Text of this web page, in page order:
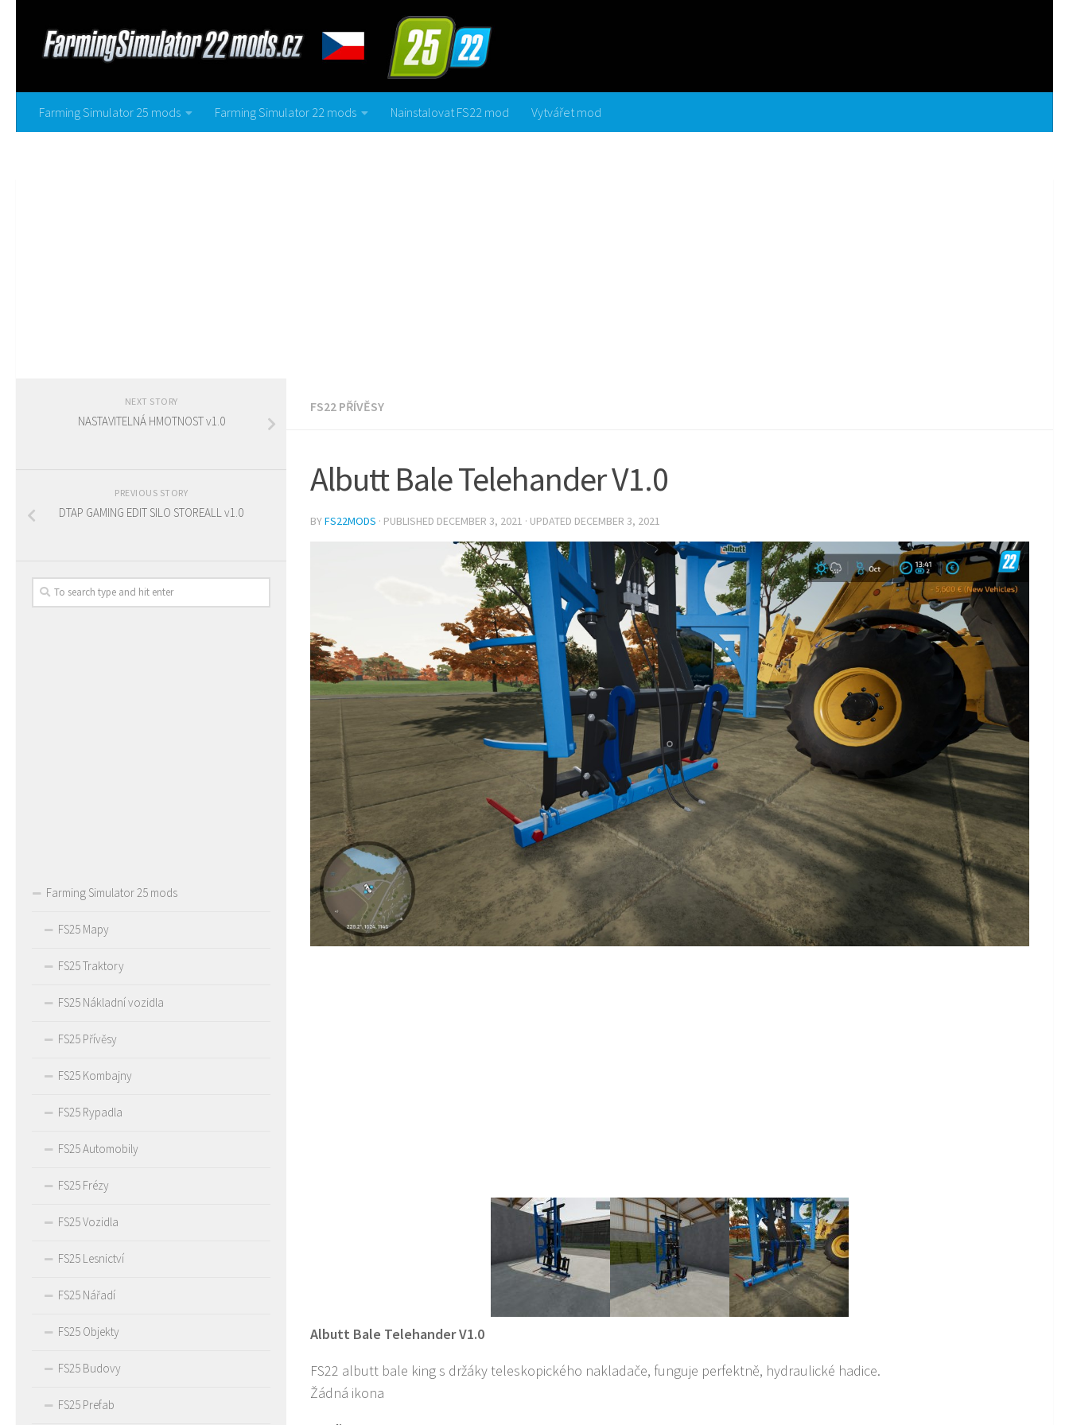
Farming Simulator 25 mods Farming Simulator 22 mods Nainstalovat FS22 mod Vytvářet mod
FS22 PŘÍVĚSY
Albutt Bale Telehander V1.0
BYFS22MODS · PUBLISHED DECEMBER 3, 2021 · UPDATED DECEMBER 3, 2021
Albutt Bale Telehander V1.0
FS22 albutt bale king s držáky teleskopického nakladače, funguje perfektně, hydraulické hadice.
Žádná ikona
NEXT STORY
NASTAVITELNÁ HMOTNOST v1.0
PREVIOUS STORY
DTAP GAMING EDIT SILO STOREALL v1.0
Farming Simulator 25 mods
FS25 Mapy
FS25 Traktory
FS25 Nákladní vozidla
FS25 Přívěsy
FS25 Kombajny
FS25 Rypadla
FS25 Automobily
FS25 Frézy
FS25 Vozidla
FS25 Lesnictví
FS25 Nářadí
FS25 Objekty
FS25 Budovy
FS25 Prefab